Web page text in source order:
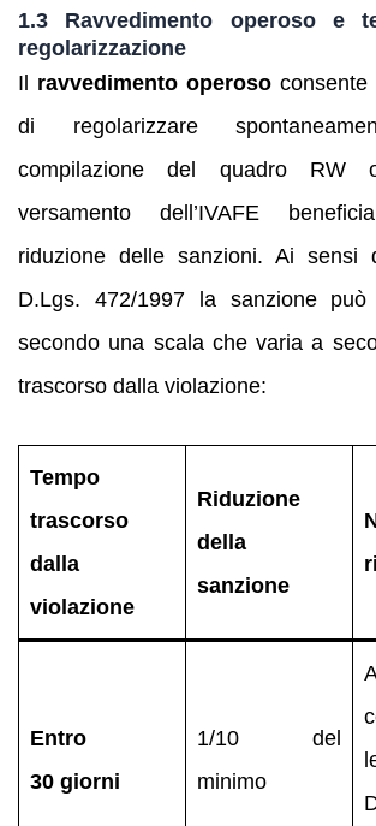
1.3 Ravvedimento operoso e
regolarizzazione
Il ravvedimento operoso consente
di regolarizzare
compilazione del quadro RW
versamento dell’IVAFE
riduzione delle sanzioni. Ai sensi
D.Lgs. 472/1997 la sanzione
secondo una scala che varia a
trascorso dalla violazione:
Tempo
trascorso
dalla
violazione
Riduzione
della
sanzione
Entro
30 giorni
1/10 del
minimo